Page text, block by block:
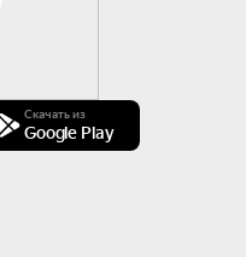
Скачать из
Google Play